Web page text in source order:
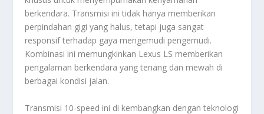
berkendara. Transmisi ini tidak hanya memberikan
perpindahan gigi yang halus, tetapi juga sangat
responsif terhadap gaya mengemudi pengemudi.
Kombinasi ini memungkinkan Lexus LS memberikan
pengalaman berkendara yang tenang dan mewah di
berbagai kondisi jalan.
Transmisi 10-speed ini di kembangkan dengan teknologi